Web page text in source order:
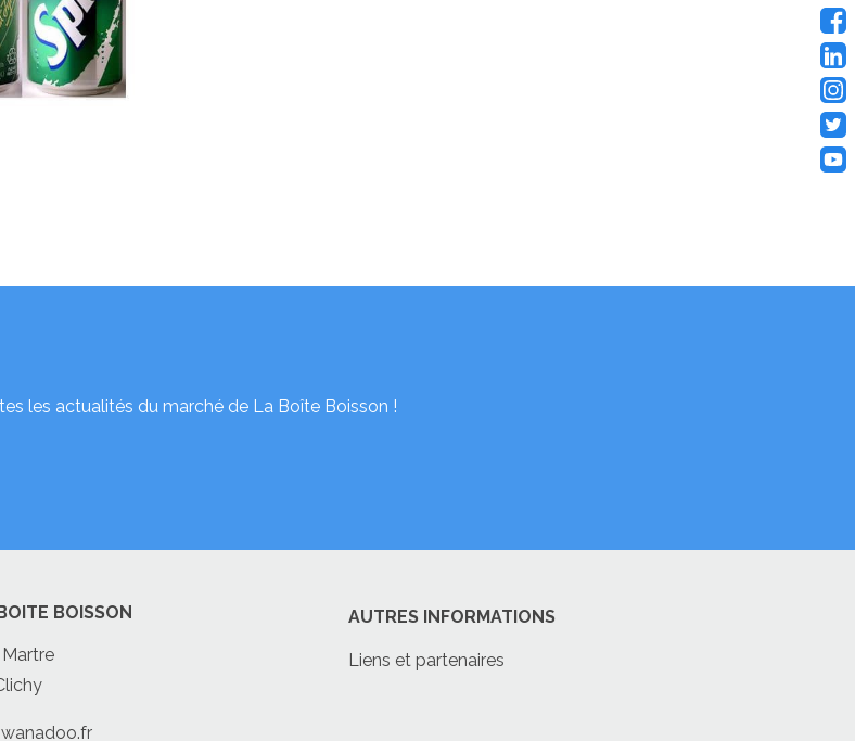
les actualités du marché de La Boîte Boisson !
BOISSON AUTRES INFORMATIONS
Liens et partenaires